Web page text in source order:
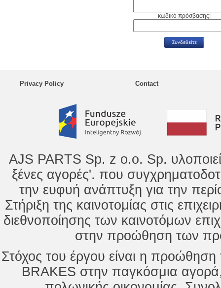
κωδικό πρόσβασης:
Privacy Policy Contact
AJS PARTS Sp. z o.o. Sp.
ξένες αγορές'. που
την ευφυή ανάπτυξη για την
Στήριξη της καινοτομίας στις
διεθνοποίησης των καινοτόμων
στην προώθηση των
Στόχος του έργου είναι η
BRAKES στην παγκόσμια